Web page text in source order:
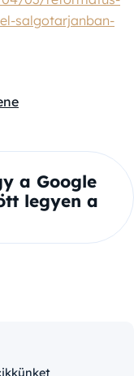
salgotarjanban-
a Google
legyen a